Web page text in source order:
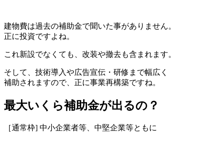
建物費は過去の補助金で聞いた事がありません。
正に投資ですよね。
これ新設でなくても、改装や撤去も含まれます。
そして、技術導入や広告宣伝・研修まで幅広く
補助されますので、正に事業再構築ですね。
最大いくら補助金が出るの？
［通常枠] 中小企業者等、中堅企業等ともに